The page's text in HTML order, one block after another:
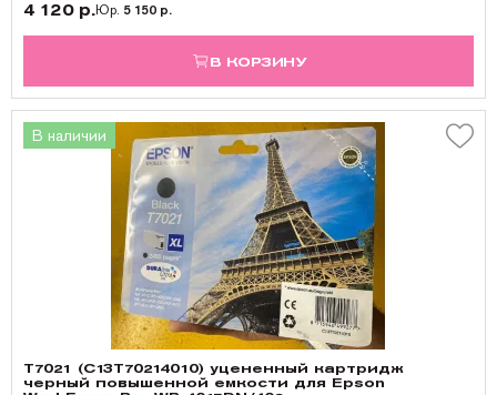
4 120 р.Юр. 5 150 р.
В КОРЗИНУ
В наличии
T7021 (C13T70214010) уцененный картридж
черный повышенной емкости для Epson